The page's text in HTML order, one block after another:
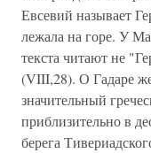
Евсевий называет
лежала на горе. У
текста читают не
(VIII,28). О Гадаре
значительный
приблизительно в
берега